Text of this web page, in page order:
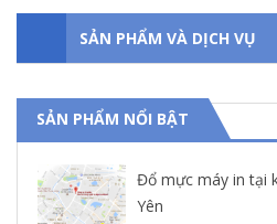
SẢN PHẨM VÀ DỊCH VỤ
SẢN PHẨM NỔI BẬT
Đổ mực máy in tại
Yên